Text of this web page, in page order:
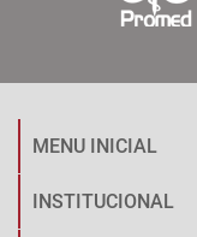
MENU INICIAL
INSTITUCIONAL